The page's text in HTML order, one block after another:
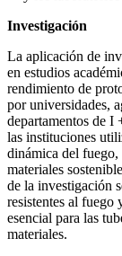
Investigación
La aplicación de
en estudios
rendimiento de
por universidades,
departamentos de I
las instituciones
dinámica del
materiales
de la investigación
resistentes al fuego
esencial para las
materiales.